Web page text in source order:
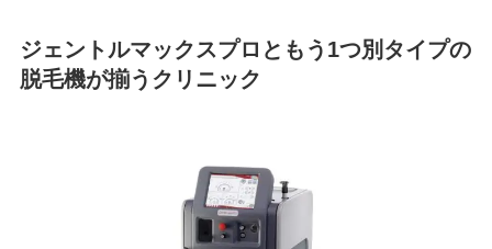
ジェントルマックスプロともう1つ別タイプの
脱毛機が揃うクリニック